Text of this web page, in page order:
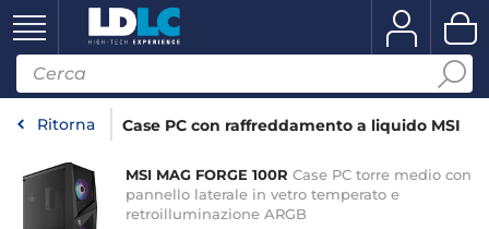
Ritorna Case PC con raffreddamento a liquido MSI
MSI MAG FORGE 100R Case PC torre medio con
pannello laterale in vetro temperato e
retroilluminazione ARGB